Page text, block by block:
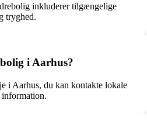
inkluderer tilgængelige
tryghed.
i Aarhus?
i Aarhus, du kan kontakte lokale